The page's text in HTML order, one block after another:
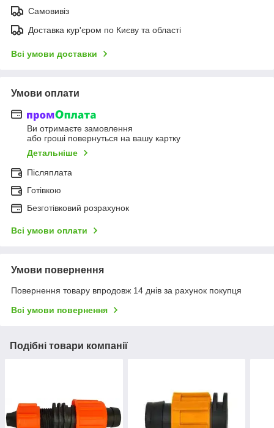
Самовивіз
Доставка кур'єром по Києву та області
Всі умови доставки
Умови оплати
Ви отримаєте замовлення
або гроші повернуться на вашу картку
Детальніше
Післяплата
Готівкою
Безготівковий розрахунок
Всі умови оплати
Умови повернення
Повернення товару впродовж 14 днів за рахунок покупця
Всі умови повернення
Подібні товари компанії